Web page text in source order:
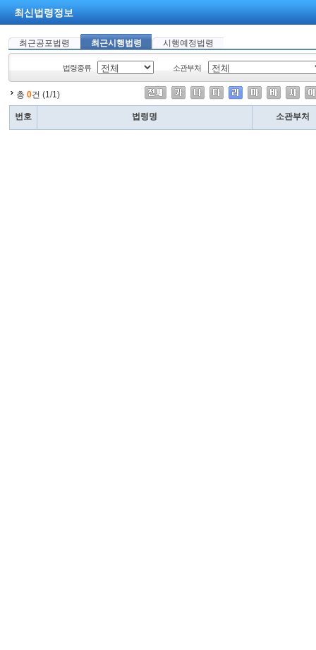
최신법령정보
최근공포법령 최근시행법령 시행예정법령
법령종류 소관부처
총 0건 (1/1)
번호 법령명 소관부처